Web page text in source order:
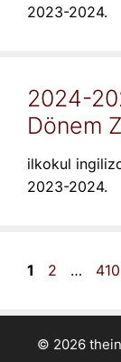
2023-2024.
2024-
Dönem
ilkokul
2023-2024.
Sayfa
1 Sayfa
2 … 410
© 2026